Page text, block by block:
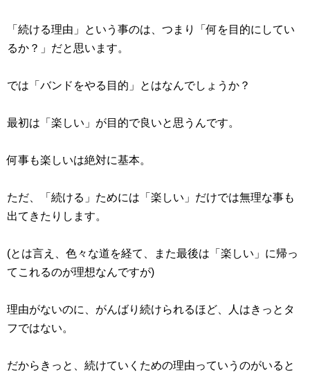
「続ける理由」という事のは、つまり「何を目的にしてい
るか？」だと思います。
では「バンドをやる目的」とはなんでしょうか？
最初は「楽しい」が目的で良いと思うんです。
何事も楽しいは絶対に基本。
ただ、「続ける」ためには「楽しい」だけでは無理な事も
出てきたりします。
(とは言え、色々な道を経て、また最後は「楽しい」に帰っ
てこれるのが理想なんですが)
理由がないのに、がんばり続けられるほど、人はきっとタ
フではない。
だからきっと、続けていくための理由っていうのがいると